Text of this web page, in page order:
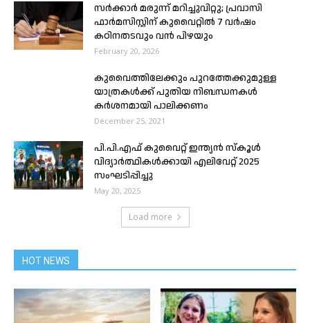
സർക്കാർ മരുന്ന് മറിച്ചുവിറ്റു; പ്രവാസി
ഫാർമസിസ്റ്റിന് കുവൈറ്റിൽ 7 വർഷം
കഠിനതടവും വൻ പിഴയും
February 20, 2026
കുവൈത്തിലേക്കും പുറത്തേക്കുമുള്ള
യാത്രകൾക്ക് പുതിയ നിബന്ധനകൾ
കർശനമായി പാലിക്കണം
December 25, 2021
പി.പി.എഫ് കുവൈറ്റ് ഇന്ത്യൻ സ്‌കൂൾ
വിദ്യാർത്ഥികൾക്കായി എലിവേറ്റ് 2025
സംഘടിപ്പിച്ചു
May 20, 2025
Load more
HOT NEWS